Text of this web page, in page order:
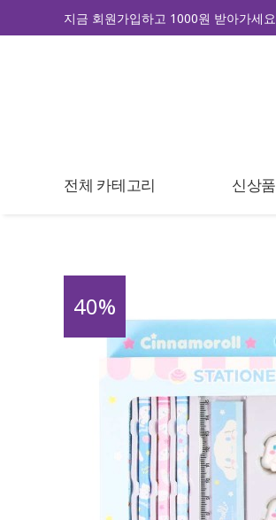
지금 회원가입하고 1000원 받아가세요
전체 카테고리 신상품
40%